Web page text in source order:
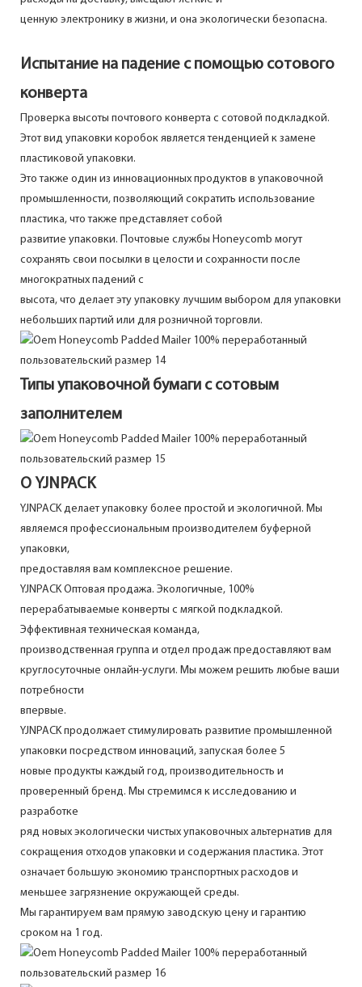
ценную электронику в жизни, и она экологически безопасна.
Испытание на падение с помощью сотового
конверта
Проверка высоты почтового конверта с сотовой подкладкой.
Этот вид упаковки коробок является тенденцией к замене
пластиковой упаковки.
Это также один из инновационных продуктов в упаковочной
промышленности, позволяющий сократить использование
пластика, что также представляет собой
развитие упаковки. Почтовые службы Honeycomb могут
сохранять свои посылки в целости и сохранности после
многократных падений с
высота, что делает эту упаковку лучшим выбором для упаковки
небольших партий или для розничной торговли.
Типы упаковочной бумаги с сотовым
заполнителем
О YJNPACK
YJNPACK делает упаковку более простой и экологичной. Мы
являемся профессиональным производителем буферной
упаковки,
предоставляя вам комплексное решение.
YJNPACK Оптовая продажа. Экологичные, 100%
перерабатываемые конверты с мягкой подкладкой.
Эффективная техническая команда,
производственная группа и отдел продаж предоставляют вам
круглосуточные онлайн-услуги. Мы можем решить любые ваши
потребности
впервые.
YJNPACK продолжает стимулировать развитие промышленной
упаковки посредством инноваций, запуская более 5
новые продукты каждый год, производительность и
проверенный бренд. Мы стремимся к исследованию и
разработке
ряд новых экологически чистых упаковочных альтернатив для
сокращения отходов упаковки и содержания пластика. Этот
означает большую экономию транспортных расходов и
меньшее загрязнение окружающей среды.
Мы гарантируем вам прямую заводскую цену и гарантию
сроком на 1 год.